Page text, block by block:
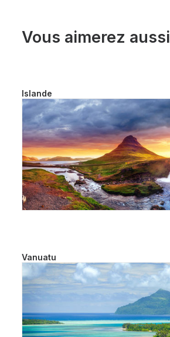
Vous aimerez aussi
Islande
Vanuatu